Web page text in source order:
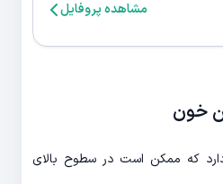
مشاهده پروفایل
خون
که ممکن است در سطوح بالای